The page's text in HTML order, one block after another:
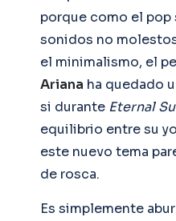
porque como el pop
sonidos no
el minimalismo, el
Ariana ha quedado
si durante Eternal
equilibrio entre su
este nuevo tema
de rosca.
Es simplemente